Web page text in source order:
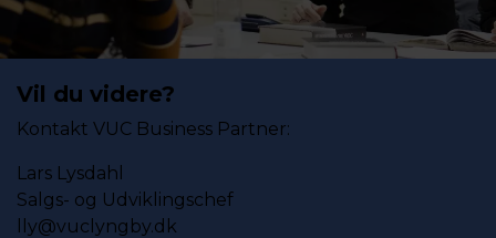
Vil du videre?
Kontakt VUC Business Partner:
Lars Lysdahl
Salgs- og Udviklingschef
lly@vuclyngby.dk